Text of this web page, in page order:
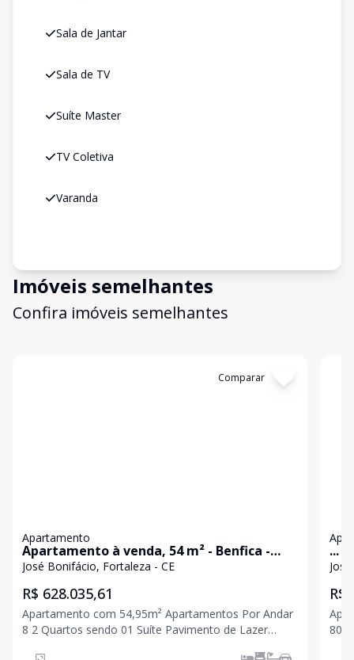
Sala de Jantar
Sala de TV
Suíte Master
TV Coletiva
Varanda
Imóveis semelhantes
Confira imóveis semelhantes
Comparar
Apartamento
Apartamento à venda, 54 m² - Benfica -
Fortaleza/CE
José Bonifácio, Fortaleza - CE
R$ 628.035,61
Apartamento com 54,95m² Apartamentos Por Andar
8 2 Quartos sendo 01 Suíte Pavimento de Lazer
...
R$
802